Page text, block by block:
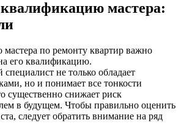
мастера:
по ремонту квартир важно
его квалификацию.
не только обладает
но и понимает все тонкости
существенно снижает риск
в будущем. Чтобы правильно оценить
следует обратить внимание на ряд